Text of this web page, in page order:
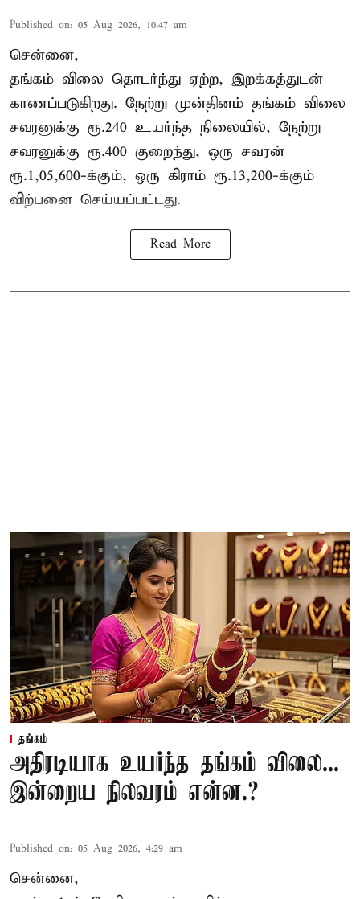
Published on: 05 Aug 2026, 10:47 am
சென்னை,
தங்கம் விலை தொடர்ந்து ஏற்ற, இறக்கத்துடன்
காணப்படுகிறது. நேற்று முன்தினம் தங்கம் விலை
சவரனுக்கு ரூ.240 உயர்ந்த நிலையில், நேற்று
சவரனுக்கு ரூ.400 குறைந்து, ஒரு சவரன்
ரூ.1,05,600-க்கும், ஒரு கிராம் ரூ.13,200-க்கும்
விற்பனை செய்யப்பட்டது.
Read More
தங்கம்
அதிரடியாக உயர்ந்த தங்கம் விலை...
இன்றைய நிலவரம் என்ன.?
Published on: 05 Aug 2026, 4:29 am
சென்னை,